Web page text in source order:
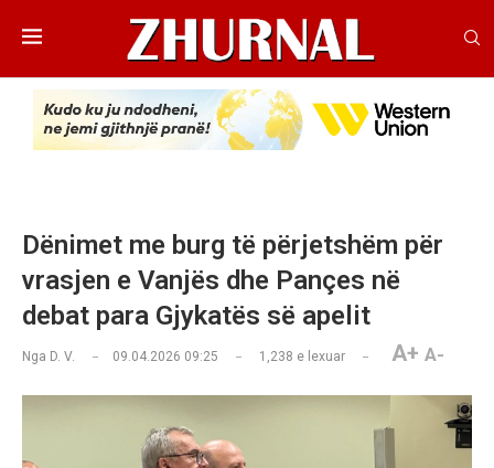
Dënimet me burg të përjetshëm për
vrasjen e Vanjës dhe Pançes në
debat para Gjykatës së apelit
Nga D. V. 09.04.2026 09:25 1,238 e lexuar A+ A-